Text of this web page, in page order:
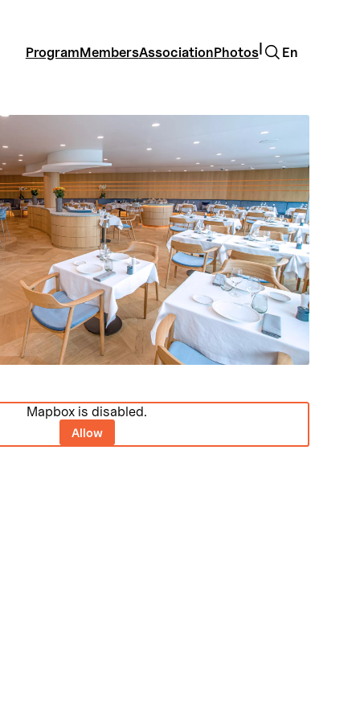
ProgramMembersAssociationPhotos
Search
En
Mapbox is disabled.
Allow